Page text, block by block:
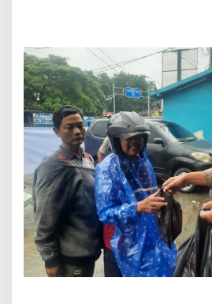
h
a
n
P
a
n
a
n
(
D
P
K
P
)